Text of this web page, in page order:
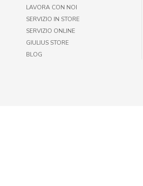
LAVORA CON NOI
SERVIZIO IN STORE
SERVIZIO ONLINE
GIULIUS STORE
BLOG